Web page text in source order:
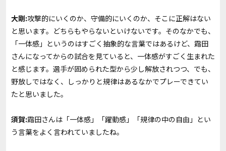
大剛:攻撃的にいくのか、守備的にいくのか、そこに正解はない
と思います。どちらもやらないといけないです。そのなかでも、
「一体感」というのはすごく抽象的な言葉ではあるけど、霜田
さんになってからの試合を見ていると、一体感がすごく生まれた
と感じます。選手が固められた型から少し解放されつつ、でも、
野放しではなく、しっかりと規律はあるなかでプレーできてい
たと思いました。
須賀:霜田さんは「一体感」「躍動感」「規律の中の自由」とい
う言葉をよく言われていましたね。